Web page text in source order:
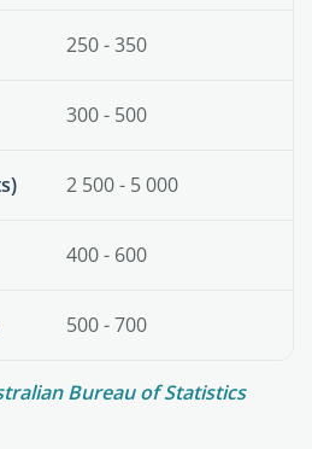
250 - 350
300 - 500
2 500 - 5 000
400 - 600
500 - 700
Bureau of Statistics